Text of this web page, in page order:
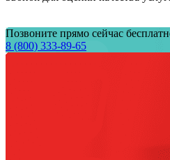
Позвоните прямо сейчас
8 (800) 333-89-65